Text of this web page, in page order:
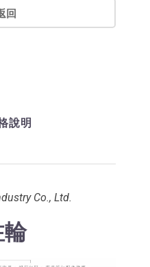
回
說明
Co., Ltd.